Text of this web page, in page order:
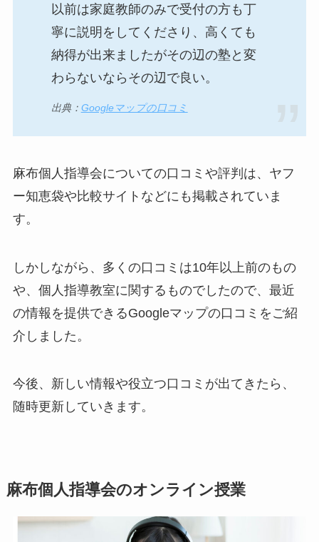
以前は家庭教師のみで受付の方も丁
寧に説明をしてくださり、高くても
納得が出来ましたがその辺の塾と変
わらないならその辺で良い。
出典： Googleマップの口コミ
麻布個人指導会についての口コミや評判は、ヤフ
ー知恵袋や比較サイトなどにも掲載されていま
す。
しかしながら、多くの口コミは10年以上前のもの
や、個人指導教室に関するものでしたので、最近
の情報を提供できるGoogleマップの口コミをご紹
介しました。
今後、新しい情報や役立つ口コミが出てきたら、
随時更新していきます。
麻布個人指導会のオンライン授業